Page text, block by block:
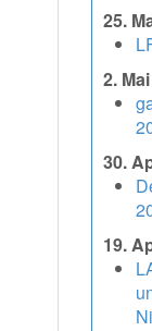
25.
2.
30.
19.